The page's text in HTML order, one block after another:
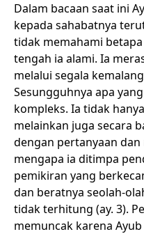
Dalam bacaan saat ini
kepada sahabatnya
tidak memahami
tengah ia alami. Ia
melalui segala
Sesungguhnya apa
kompleks. Ia tidak
melainkan juga secara
dengan pertanyaan
mengapa ia ditimpa
pemikiran yang
dan beratnya seolah-
tidak terhitung (ay. 3).
memuncak karena